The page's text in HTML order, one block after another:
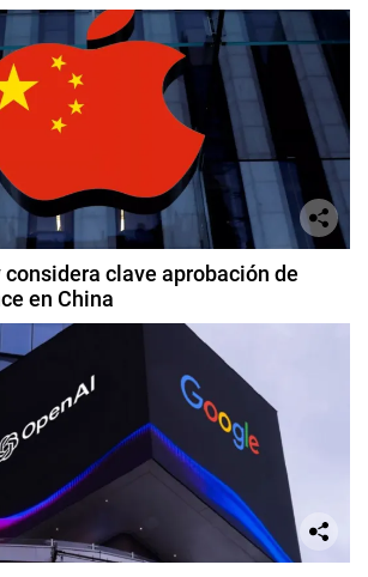
clave aprobación de
en China